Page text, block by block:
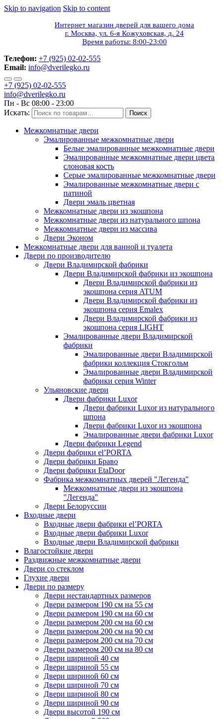
Skip to navigation Skip to content
Интернет магазин дверей для вашего дома
г. Москва, ул. 6-я Кожуховская, д. 24
Время работы: 8:00-23:00
Телефон: +7 (925) 02-02-555
Email: info@dverilegko.ru
+7 (925) 02-02-555
info@dverilegko.ru
Пн - Вс 08:00 - 23:00
Искать:
Поиск
Межкомнатные двери
Эмалированные межкомнатные двери
Белые эмалированные межкомнатные двери
Эмалированные межкомнатные двери цвета
слоновая кость
Серые эмалированные межкомнатные двери
Эмалированные межкомнатные двери c
патиной
Двери эмаль цветная
Межкомнатные двери из экошпона
Межкомнатные двери из натурального шпона
Межкомнатные двери из массива
Двери Эконом
Межкомнатные двери для ванной и туалета
Двери по производителю
Двери Владимирской фабрики
Двери Владимирской фабрики из экошпона
Двери Владимирской фабрики из
экошпона серия ATUM
Двери Владимирской фабрики из
экошпона серия Emalex
Двери Владимирской фабрики из
экошпона серия LIGHT
Эмалированные двери Владимирской
фабрики
Эмалированные двери Владимирской
фабрики коллекция Стокгольм
Эмалированные двери Владимирской
фабрики серия Winter
Ульяновские двери
Двери фабрики Luxor
Двери фабрики Luxor из натурального
шпона
Двери фабрики Luxor из экошпона
Эмалированные двери фабрики Luxor
Двери фабрики Legend
Двери фабрики el’PORTA
Двери фабрики Браво
Двери фабрики EtaDoor
Фабрика межкомнатных дверей "Легенда"
Межкомнатные двери из экошпона
"Легенда"
Двери Белоруссии
Входные двери
Входные двери фабрики el’PORTA
Входные двери фабрики Luxor
Входные двери Владимирской фабрики
Влагостойкие двери
Раздвижные межкомнатные двери
Двери со стеклом
Глухие двери
Двери по размеру
Двери нестандартных размеров
Двери размером 190 см на 55 см
Двери размером 190 см на 60 см
Двери размером 200 см на 60 см
Двери размером 200 см на 90 см
Двери размером 200 см на 70 см
Двери размером 200 см на 80 см
Двери шириной 40 см
Двери шириной 55 см
Двери шириной 60 см
Двери шириной 70 см
Двери шириной 80 см
Двери шириной 90 см
Двери высотой 190 см